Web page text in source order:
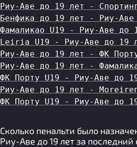
Риу-Аве до 19 лет -
Бенфика до 19 лет - Риу-
Фамаликао U19 - Риу-Аве до
Leiria U19 - Риу-Аве до 19
Риу-Аве до 19 лет - ФК
Риу-Аве до 19 лет -
ФК Порту U19 - Риу-Аве до
Риу-Аве до 19 лет -
ФК Порту U19 - Риу-Аве до
Сколько пенальти было
Риу-Аве до 19 лет за последний